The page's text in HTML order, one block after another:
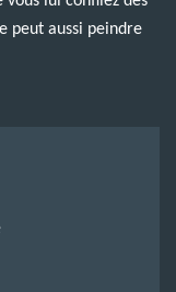
peut aussi peindre